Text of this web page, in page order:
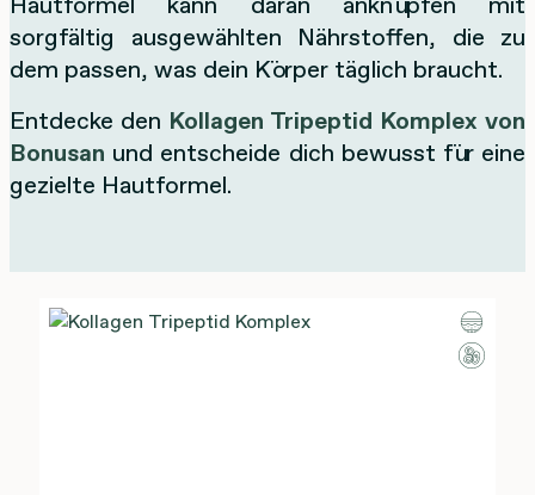
sorgfältig ausgewählten Nährstoffen, die zu
dem passen, was dein Körper täglich braucht.
Entdecke den Kollagen Tripeptid Komplex von
Bonusan und entscheide dich bewusst für eine
gezielte Hautformel.
Produktgalerie überspringen